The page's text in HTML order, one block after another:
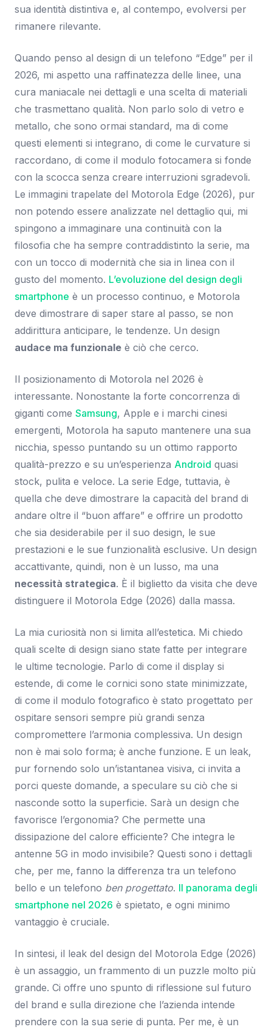
sua identità distintiva e, al contempo, evolversi per
rimanere rilevante.
Quando penso al design di un telefono “Edge” per il
2026, mi aspetto una raffinatezza delle linee, una
cura maniacale nei dettagli e una scelta di materiali
che trasmettano qualità. Non parlo solo di vetro e
metallo, che sono ormai standard, ma di come
questi elementi si integrano, di come le curvature si
raccordano, di come il modulo fotocamera si fonde
con la scocca senza creare interruzioni sgradevoli.
Le immagini trapelate del Motorola Edge (2026), pur
non potendo essere analizzate nel dettaglio qui, mi
spingono a immaginare una continuità con la
filosofia che ha sempre contraddistinto la serie, ma
con un tocco di modernità che sia in linea con il
gusto del momento. L’evoluzione del design degli
smartphone è un processo continuo, e Motorola
deve dimostrare di saper stare al passo, se non
addirittura anticipare, le tendenze. Un design
audace ma funzionale è ciò che cerco.
Il posizionamento di Motorola nel 2026 è
interessante. Nonostante la forte concorrenza di
giganti come Samsung, Apple e i marchi cinesi
emergenti, Motorola ha saputo mantenere una sua
nicchia, spesso puntando su un ottimo rapporto
qualità-prezzo e su un’esperienza Android quasi
stock, pulita e veloce. La serie Edge, tuttavia, è
quella che deve dimostrare la capacità del brand di
andare oltre il “buon affare” e offrire un prodotto
che sia desiderabile per il suo design, le sue
prestazioni e le sue funzionalità esclusive. Un design
accattivante, quindi, non è un lusso, ma una
necessità strategica. È il biglietto da visita che deve
distinguere il Motorola Edge (2026) dalla massa.
La mia curiosità non si limita all’estetica. Mi chiedo
quali scelte di design siano state fatte per integrare
le ultime tecnologie. Parlo di come il display si
estende, di come le cornici sono state minimizzate,
di come il modulo fotografico è stato progettato per
ospitare sensori sempre più grandi senza
compromettere l’armonia complessiva. Un design
non è mai solo forma; è anche funzione. E un leak,
pur fornendo solo un’istantanea visiva, ci invita a
porci queste domande, a speculare su ciò che si
nasconde sotto la superficie. Sarà un design che
favorisce l’ergonomia? Che permette una
dissipazione del calore efficiente? Che integra le
antenne 5G in modo invisibile? Questi sono i dettagli
che, per me, fanno la differenza tra un telefono
bello e un telefono ben progettato. Il panorama degli
smartphone nel 2026 è spietato, e ogni minimo
vantaggio è cruciale.
In sintesi, il leak del design del Motorola Edge (2026)
è un assaggio, un frammento di un puzzle molto più
grande. Ci offre uno spunto di riflessione sul futuro
del brand e sulla direzione che l’azienda intende
prendere con la sua serie di punta. Per me, è un